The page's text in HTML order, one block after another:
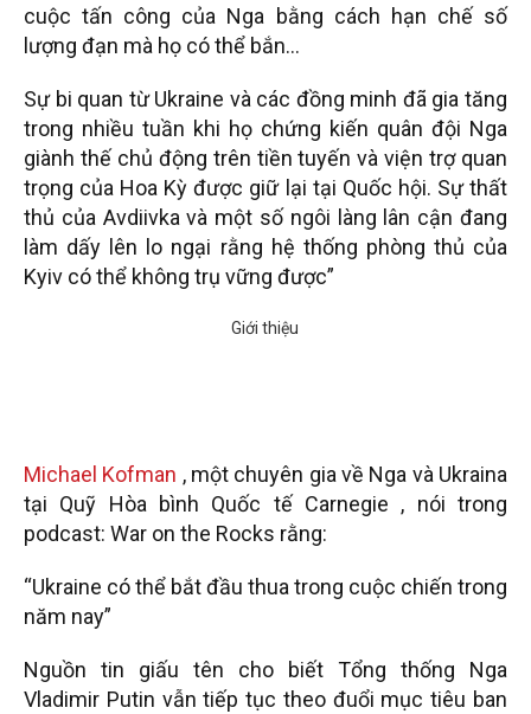
cuộc tấn công của Nga bằng cách hạn chế số
lượng đạn mà họ có thể bắn…
Sự bi quan từ Ukraine và các đồng minh đã gia tăng
trong nhiều tuần khi họ chứng kiến ​​quân đội Nga
giành thế chủ động trên tiền tuyến và viện trợ quan
trọng của Hoa Kỳ được giữ lại tại Quốc hội. Sự thất
thủ của Avdiivka và một số ngôi làng lân cận đang
làm dấy lên lo ngại rằng hệ thống phòng thủ của
Kyiv có thể không trụ vững được”
Michael Kofman , một chuyên gia về Nga và Ukraina
tại Quỹ Hòa bình Quốc tế Carnegie , nói trong
podcast: War on the Rocks rằng:
“Ukraine có thể bắt đầu thua trong cuộc chiến trong
năm nay”
Nguồn tin giấu tên cho biết Tổng thống Nga
Vladimir Putin vẫn tiếp tục theo đuổi mục tiêu ban